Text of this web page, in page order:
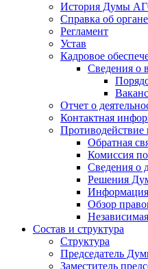
История Думы
Справка об органе
Регламент
Устав
Кадровое
Сведения о
Отчет о
Контактная
Противодействие
Обратная
Комиссия
Сведения о
Решения
Информация
Обзор
Состав и структура
Структура
Председатель
Заместитель